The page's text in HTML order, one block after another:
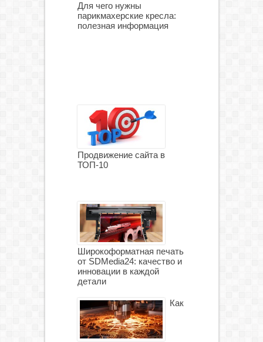
Для чего нужны
парикмахерские кресла:
полезная информация
Продвижение сайта в
ТОП-10
Широкоформатная печать
от SDMedia24: качество и
инновации в каждой
детали
Как